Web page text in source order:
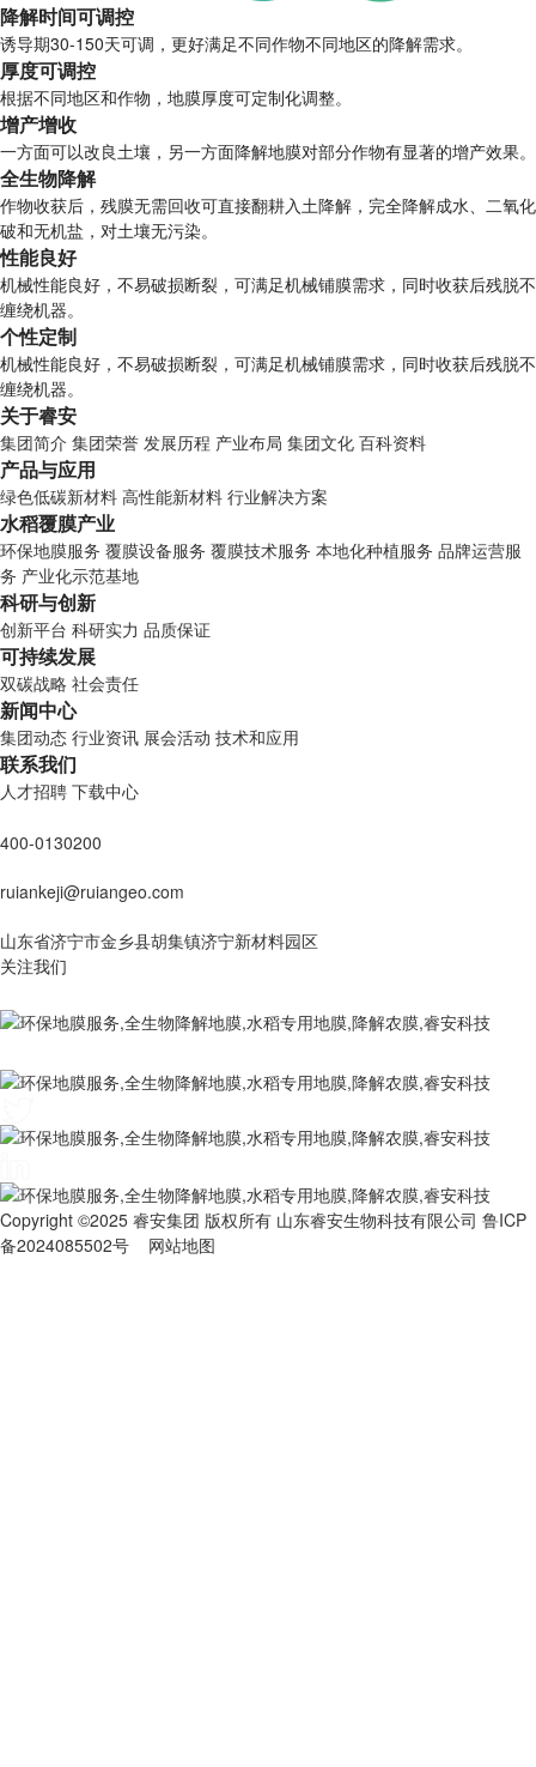
降解时间可调控
诱导期30-150天可调，更好满足不同作物不同地区的降解需求。
厚度可调控
根据不同地区和作物，地膜厚度可定制化调整。
增产增收
一方面可以改良土壤，另一方面降解地膜对部分作物有显著的增产效果。
全生物降解
作物收获后，残膜无需回收可直接翻耕入土降解，完全降解成水、二氧化
破和无机盐，对土壤无污染。
性能良好
机械性能良好，不易破损断裂，可满足机械铺膜需求，同时收获后残脱不
缠绕机器。
个性定制
机械性能良好，不易破损断裂，可满足机械铺膜需求，同时收获后残脱不
缠绕机器。
关于睿安
集团简介 集团荣誉 发展历程 产业布局 集团文化 百科资料
产品与应用
绿色低碳新材料 高性能新材料 行业解决方案
水稻覆膜产业
环保地膜服务 覆膜设备服务 覆膜技术服务 本地化种植服务 品牌运营服
务 产业化示范基地
科研与创新
创新平台 科研实力 品质保证
可持续发展
双碳战略 社会责任
新闻中心
集团动态 行业资讯 展会活动 技术和应用
联系我们
人才招聘 下载中心
400-0130200
ruiankeji@ruiangeo.com
山东省济宁市金乡县胡集镇济宁新材料园区
关注我们
Copyright ©2025 睿安集团 版权所有 山东睿安生物科技有限公司 鲁ICP
备2024085502号
网站地图